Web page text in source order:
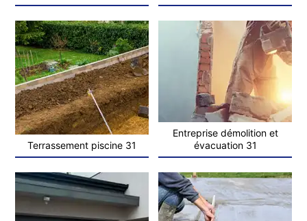
Terrassement piscine 31
Entreprise démolition et
évacuation 31